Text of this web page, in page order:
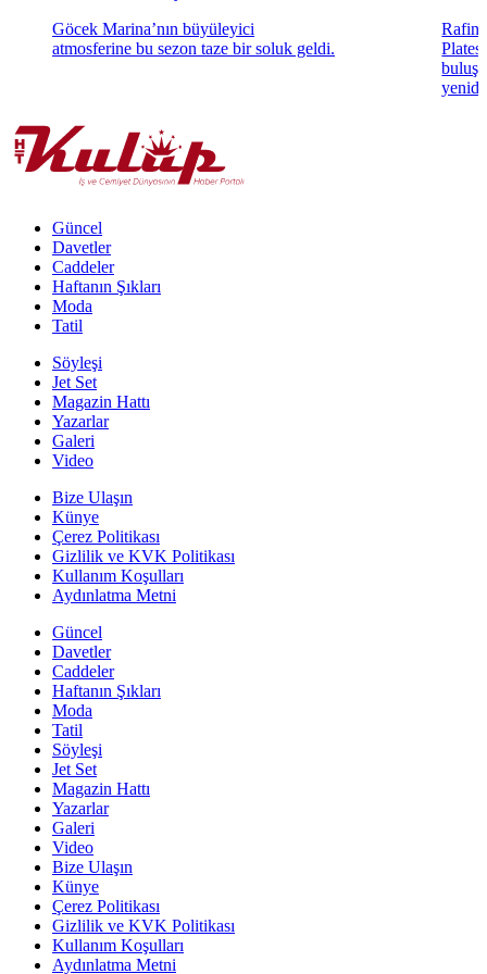
Göcek Marina’nın büyüleyici
atmosferine bu sezon taze bir soluk geldi.
Güncel
Davetler
Caddeler
Haftanın Şıkları
Moda
Tatil
Söyleşi
Jet Set
Magazin Hattı
Yazarlar
Galeri
Video
Bize Ulaşın
Künye
Çerez Politikası
Gizlilik ve KVK Politikası
Kullanım Koşulları
Aydınlatma Metni
Güncel
Davetler
Caddeler
Haftanın Şıkları
Moda
Tatil
Söyleşi
Jet Set
Magazin Hattı
Yazarlar
Galeri
Video
Bize Ulaşın
Künye
Çerez Politikası
Gizlilik ve KVK Politikası
Kullanım Koşulları
Aydınlatma Metni